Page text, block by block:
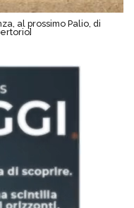
al prossimo Palio, di